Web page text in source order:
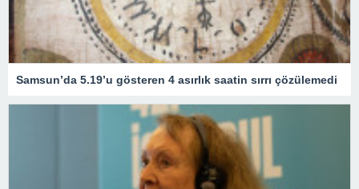
Samsun’da 5.19’u gösteren 4 asırlık saatin sırrı çözülemedi